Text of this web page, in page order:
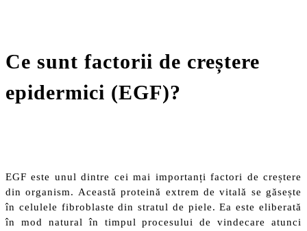
Ce sunt factorii de creștere
epidermici (EGF)?
EGF este unul dintre cei mai importanți factori de creștere
din organism. Această proteină extrem de vitală se găsește
în celulele fibroblaste din stratul de piele. Ea este eliberată
în mod natural în timpul procesului de vindecare atunci